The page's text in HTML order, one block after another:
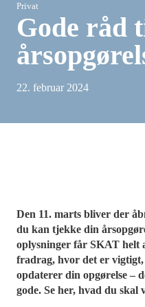
Privat
Gode råd
22. februar 2024
Den 11. marts bliver der
du kan tjekke din
oplysninger får SKAT helt
fradrag, hvor det er vigtigt,
opdaterer din opgørelse –
gode. Se her, hvad du